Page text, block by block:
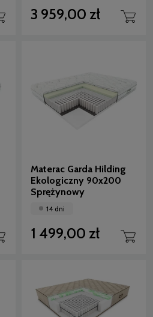
3 959,00 zł
Materac Garda Hilding
Ekologiczny 90x200
Sprężynowy
14 dni
1 499,00 zł